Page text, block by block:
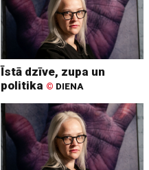
Īstā dzīve, zupa un
politika © DIENA